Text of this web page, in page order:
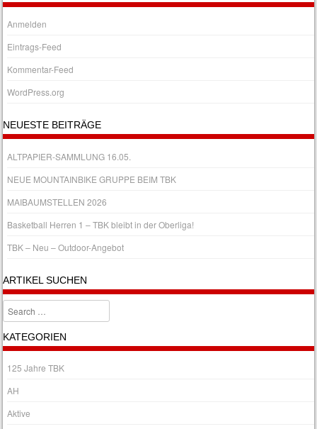
Anmelden
Eintrags-Feed
Kommentar-Feed
WordPress.org
NEUESTE BEITRÄGE
ALTPAPIER-SAMMLUNG 16.05.
NEUE MOUNTAINBIKE GRUPPE BEIM TBK
MAIBAUMSTELLEN 2026
Basketball Herren 1 – TBK bleibt in der Oberliga!
TBK – Neu – Outdoor-Angebot
ARTIKEL SUCHEN
Search
KATEGORIEN
125 Jahre TBK
AH
Aktive